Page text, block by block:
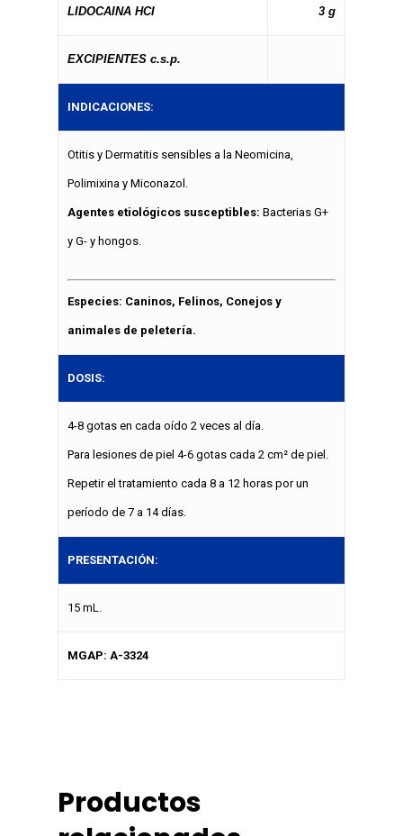
LIDOCAINA HCI 3 g
EXCIPIENTES c.s.p.
INDICACIONES:
Otitis y Dermatitis sensibles a la Neomicina,
Polimixina y Miconazol.
Agentes etiológicos susceptibles: Bacterias G+
y G- y hongos.
Especies: Caninos, Felinos, Conejos y
animales de peletería.
DOSIS:
4-8 gotas en cada oído 2 veces al día.
Para lesiones de piel 4-6 gotas cada 2 cm² de piel.
Repetir el tratamiento cada 8 a 12 horas por un
período de 7 a 14 días.
PRESENTACIÓN:
15 mL.
MGAP: A-3324
Productos